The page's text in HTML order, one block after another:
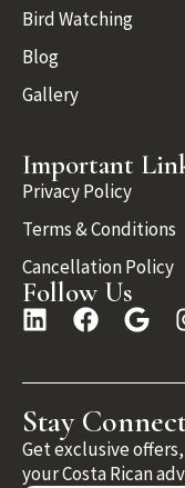
Bird Watching
Blog
Gallery
Important
Privacy Policy
Terms & Conditions
Cancellation Policy
Follow Us
Stay
Get exclusive
your Costa Rican